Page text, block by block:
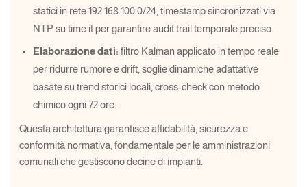
statici in rete 192.168.100.0/24, timestamp sincronizzati via
NTP su time.it per garantire audit trail temporale preciso.
Elaborazione dati: filtro Kalman applicato in tempo reale
per ridurre rumore e drift, soglie dinamiche adattative
basate su trend storici locali, cross-check con metodo
chimico ogni 72 ore.
Questa architettura garantisce affidabilità, sicurezza e
conformità normativa, fondamentale per le amministrazioni
comunali che gestiscono decine di impianti.